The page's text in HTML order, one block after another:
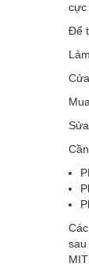
cực
Để